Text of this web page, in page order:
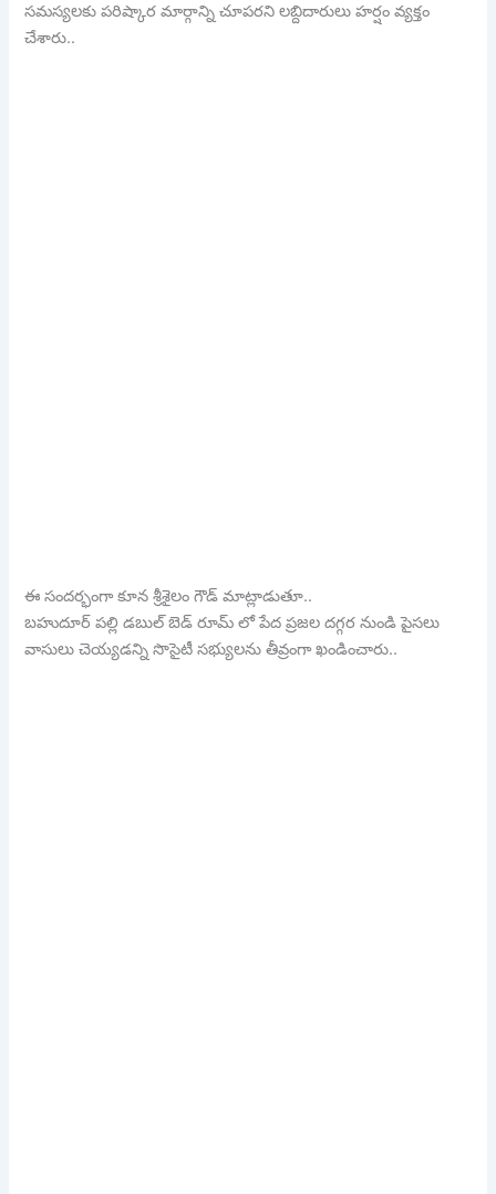
సమస్యలకు పరిష్కార మార్గాన్ని చూపరని లబ్దిదారులు హర్షం వ్యక్తం
చేశారు..
ఈ సందర్భంగా కూన శ్రీశైలం గౌడ్ మాట్లాడుతూ..
బహుదూర్ పల్లి డబుల్ బెడ్ రూమ్ లో పేద ప్రజల దగ్గర నుండి పైసలు
వాసులు చెయ్యడన్ని సొసైటీ సభ్యులను తీవ్రంగా ఖండించారు..